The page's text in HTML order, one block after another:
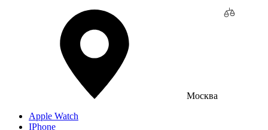
Москва
Apple Watch
IPhone